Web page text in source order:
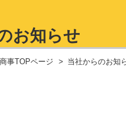
お知らせ
事TOPページ 当社からのお知